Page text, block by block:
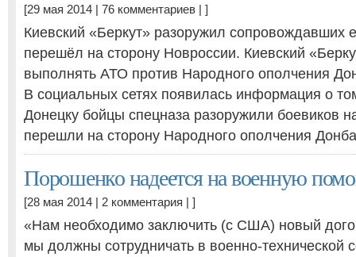
[29 мая 2014 | 76 комментариев | ]
Киевский «Беркут» разоружил сопровождавших
перешёл на сторону Новроссии. Киевский
выполнять АТО против Народного ополчения
В социальных сетях появилась информация о
Донецку бойцы спецназа разоружили боевиков
перешли на сторону Народного ополчения
Порошенко надеется на военную
[28 мая 2014 | 2 комментария | ]
«Нам необходимо заключить (с США) новый
мы должны сотрудничать в военно-технической